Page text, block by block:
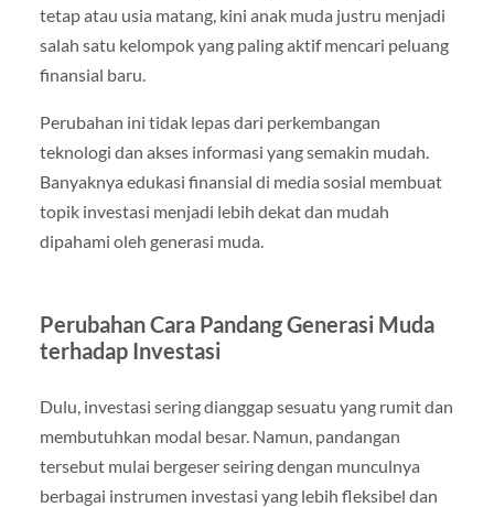
tetap atau usia matang, kini anak muda justru menjadi
salah satu kelompok yang paling aktif mencari peluang
finansial baru.
Perubahan ini tidak lepas dari perkembangan
teknologi dan akses informasi yang semakin mudah.
Banyaknya edukasi finansial di media sosial membuat
topik investasi menjadi lebih dekat dan mudah
dipahami oleh generasi muda.
Perubahan Cara Pandang Generasi Muda
terhadap Investasi
Dulu, investasi sering dianggap sesuatu yang rumit dan
membutuhkan modal besar. Namun, pandangan
tersebut mulai bergeser seiring dengan munculnya
berbagai instrumen investasi yang lebih fleksibel dan